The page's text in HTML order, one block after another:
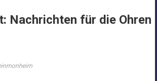
Nachrichten für die Ohren